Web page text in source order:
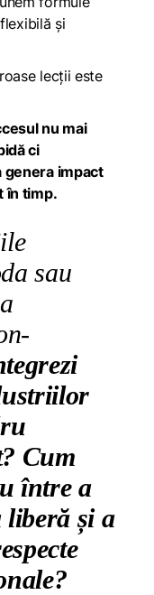
și
lecții este
nu mai
ci
genera impact
în timp.
sau
Cum
între a
și a